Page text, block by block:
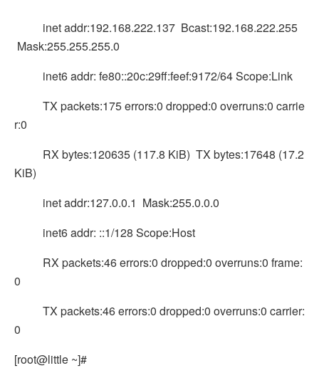
inet addr:192.168.222.137 Bcast:192.168.222.255
Mask:255.255.255.0
inet6 addr: fe80::20c:29ff:feef:9172/64 Scope:Link
TX packets:175 errors:0 dropped:0 overruns:0 carrie
r:0
RX bytes:120635 (117.8 KiB) TX bytes:17648 (17.2
KiB)
inet addr:127.0.0.1 Mask:255.0.0.0
inet6 addr: ::1/128 Scope:Host
RX packets:46 errors:0 dropped:0 overruns:0 frame:
0
TX packets:46 errors:0 dropped:0 overruns:0 carrier:
0
[root@little ~]#